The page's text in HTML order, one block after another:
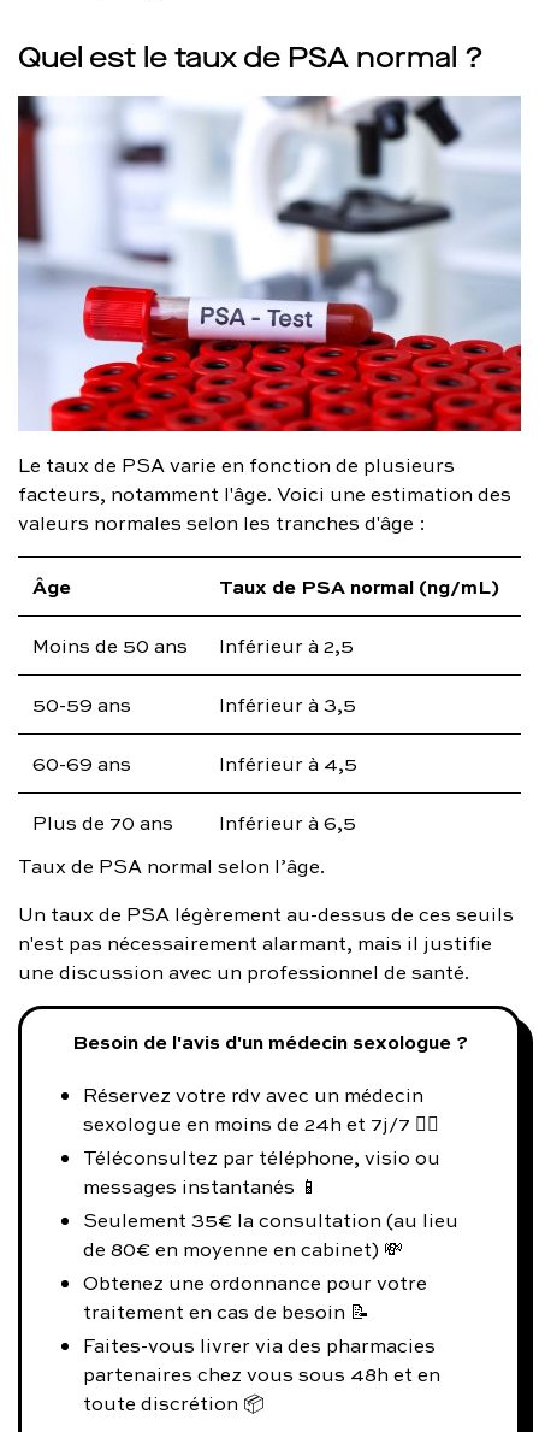
Quel est le taux de PSA normal ?
Le taux de PSA varie en fonction de plusieurs
facteurs, notamment l'âge. Voici une estimation des
valeurs normales selon les tranches d'âge :
Âge Taux de PSA normal (ng/mL)
Moins de 50 ans Inférieur à 2,5
50-59 ans Inférieur à 3,5
60-69 ans Inférieur à 4,5
Plus de 70 ans
Inférieur à 6,5
Taux de PSA normal selon l’âge.
Un taux de PSA légèrement au-dessus de ces seuils
n'est pas nécessairement alarmant, mais il justifie
une discussion avec un professionnel de santé.
Besoin de l'avis d'un médecin sexologue ?
Réservez votre rdv avec un médecin
sexologue en moins de 24h et 7j/7 👨‍⚕️
Téléconsultez par téléphone, visio ou
messages instantanés 📱
Seulement 35€ la consultation (au lieu
de 80€ en moyenne en cabinet) 💸
Obtenez une ordonnance pour votre
traitement en cas de besoin 📝
Faites-vous livrer via des pharmacies
partenaires chez vous sous 48h et en
toute discrétion 📦